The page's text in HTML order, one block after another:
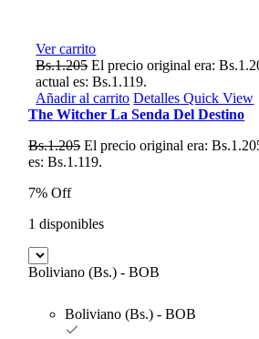
Ver carrito
Bs.1.205 El precio original era:
actual es: Bs.1.119.
Añadir al carrito Detalles Quick View
The Witcher La Senda Del Destino
Bs.1.205 El precio original era:
es: Bs.1.119.
7% Off
1 disponibles
Boliviano (Bs.) - BOB
Boliviano (Bs.) - BOB